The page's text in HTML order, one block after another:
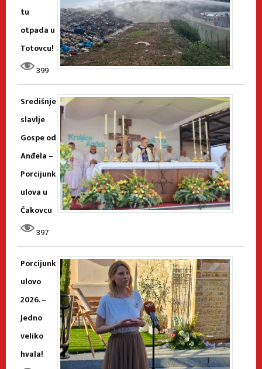
tu
otpada u
Totovcu!
399
Središnje
slavlje
Gospe od
Anđela –
Porcijunk
ulova u
Čakovcu
397
Porcijunk
ulovo
2026. –
Jedno
veliko
hvala!